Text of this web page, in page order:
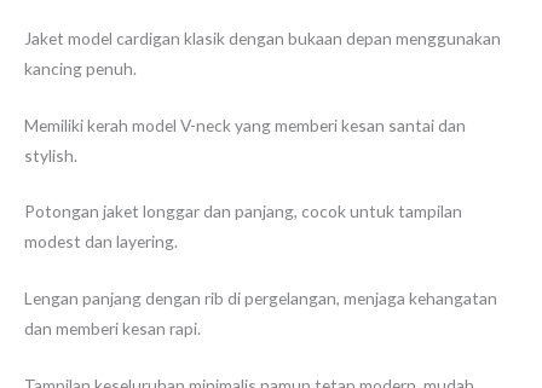
Jaket model cardigan klasik dengan bukaan depan menggunakan
kancing penuh.
Memiliki kerah model V-neck yang memberi kesan santai dan
stylish.
Potongan jaket longgar dan panjang, cocok untuk tampilan
modest dan layering.
Lengan panjang dengan rib di pergelangan, menjaga kehangatan
dan memberi kesan rapi.